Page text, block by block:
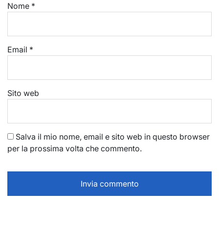
Nome *
Email *
Sito web
Salva il mio nome, email e sito web in questo browser
per la prossima volta che commento.